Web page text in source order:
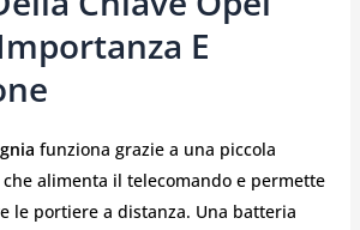
E
funziona grazie a una piccola
alimenta il telecomando e permette
le portiere a distanza. Una batteria